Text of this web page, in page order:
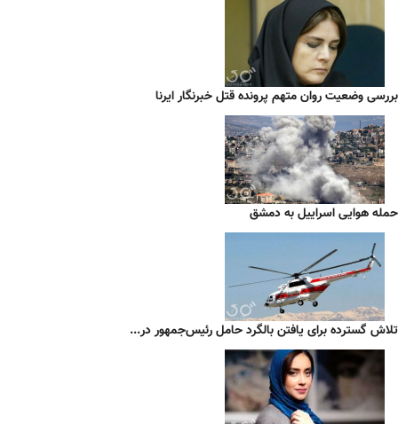
بررسی وضعیت روان متهم پرونده قتل خبرنگار ایرنا
حمله هوایی اسراییل به دمشق
تلاش گسترده برای یافتن بالگرد حامل رئیس‌جمهور در...